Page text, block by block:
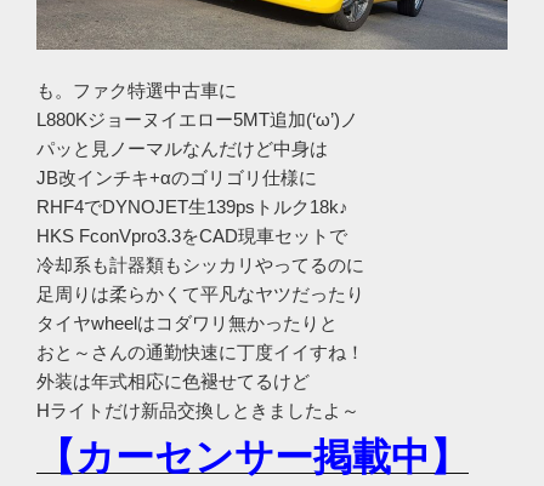
も。ファク特選中古車に
L880Kジョーヌイエロー5MT追加(‘ω’)ノ
パッと見ノーマルなんだけど中身は
JB改インチキ+αのゴリゴリ仕様に
RHF4でDYNOJET生139psトルク18k♪
HKS FconVpro3.3をCAD現車セットで
冷却系も計器類もシッカリやってるのに
足周りは柔らかくて平凡なヤツだったり
タイヤwheelはコダワリ無かったりと
おと～さんの通勤快速に丁度イイすね！
外装は年式相応に色褪せてるけど
Hライトだけ新品交換しときましたよ～
【カーセンサー掲載中】